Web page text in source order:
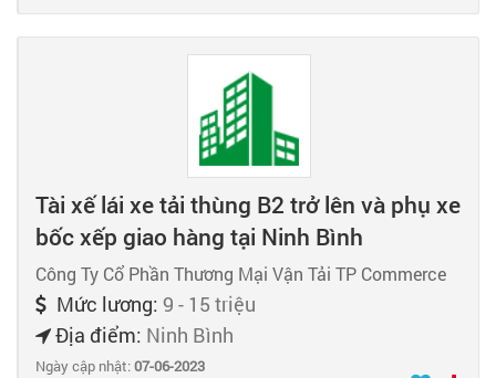
Tài xế lái xe tải thùng B2 trở lên và phụ xe
bốc xếp giao hàng tại Ninh Bình
Công Ty Cổ Phần Thương Mại Vận Tải TP Commerce
Mức lương: 9 - 15 triệu
Địa điểm: Ninh Bình
Ngày cập nhật:07-06-2023